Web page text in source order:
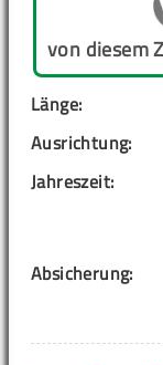
von diesem
Länge:
Ausrichtung:
Jahreszeit:
Absicherung: